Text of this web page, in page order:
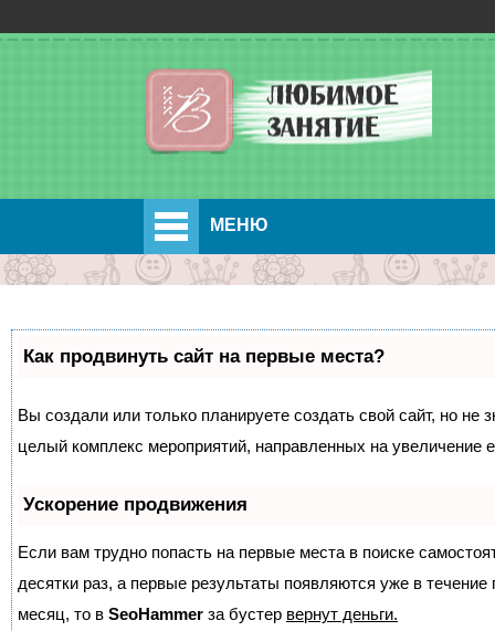
МЕНЮ
Как продвинуть сайт на первые места?
Вы создали или только планируете создать свой сайт, но не
целый комплекс мероприятий, направленных на увеличение
Ускорение продвижения
Если вам трудно попасть на первые места в поиске
десятки раз, а первые результаты появляются уже в
месяц, то в SeoHammer за бустер вернут деньги.